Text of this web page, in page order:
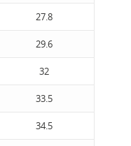
27.8
29.6
32
33.5
34.5